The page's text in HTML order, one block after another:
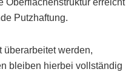
Oberflächenstruktur erreicht
Putzhaftung.
überarbeitet werden,
bleiben hierbei vollständig